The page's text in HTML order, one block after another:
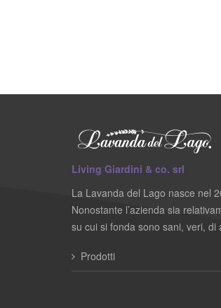
Living Giardini & co. srl
La Lavanda del Lago nasce nel
Nonostante l’azienda sia
su cui si fonda sono sani, veri, di
Prodotti